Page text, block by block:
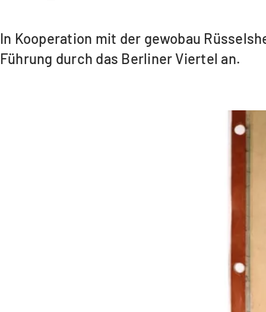
In Kooperation mit der gewobau
Führung durch das Berliner Viertel an.